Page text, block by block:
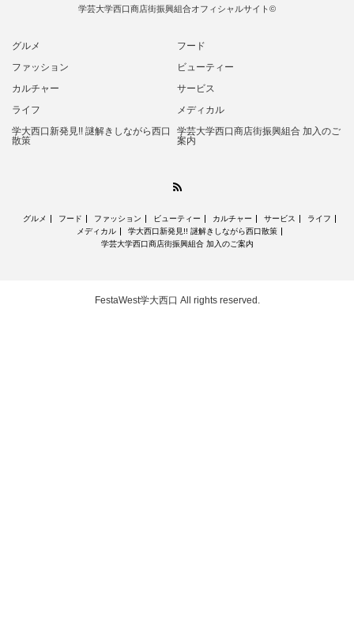
学芸大学西口商店街振興組合オフィシャルサイト©
グルメ
フード
ファッション
ビューティー
カルチャー
サービス
ライフ
メディカル
学大西口新発見!! 謎解きしながら西口
散策
学芸大学西口商店街振興組合 加入のご
案内
グルメ フード ファッション ビューティー カルチャー サービス
ライフ
メディカル
学大西口新発見!! 謎解きしながら西口散策
学芸大学西口商店街振興組合 加入のご案内
FestaWest学大西口 All rights reserved.